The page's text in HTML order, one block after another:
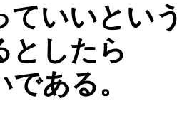
ていいとい
としたら
ある。